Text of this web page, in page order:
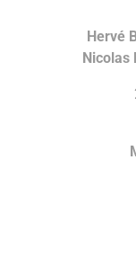
Hervé
Nicolas